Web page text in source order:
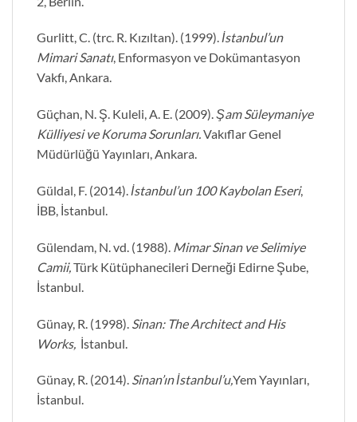
Gurlitt, C. (trc. R. Kızıltan). (1999). İstanbul’un
Mimari Sanatı, Enformasyon ve Dokümantasyon
Vakfı, Ankara.
Güçhan, N. Ş. Kuleli, A. E. (2009).Şam Süleymaniye
Külliyesi ve Koruma Sorunları.Vakıflar Genel
Müdürlüğü Yayınları, Ankara.
Güldal, F. (2014). İstanbul’un 100 Kaybolan Eseri,
İBB, İstanbul.
Gülendam, N. vd. (1988). Mimar Sinan ve Selimiye
Camii,Türk Kütüphanecileri Derneği Edirne Şube,
İstanbul.
Günay, R. (1998). Sinan: The Architect and His
Works, İstanbul.
Günay, R. (2014). Sinan’ın İstanbul’u,Yem Yayınları,
İstanbul.